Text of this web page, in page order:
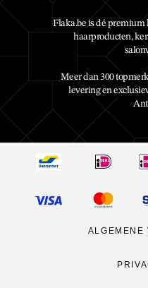
Flaka.be is dé premium
haarproducten,
Meer dan 300
levering en
ALGEMENE